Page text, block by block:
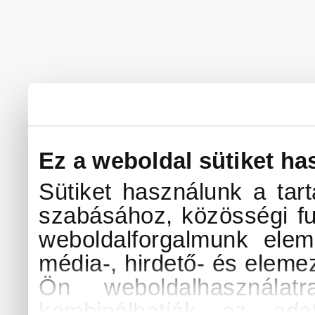
Ez a weboldal sütiket
Sütiket használunk a
szabásához, közösségi
weboldalforgalmunk
média-, hirdető- és
Ön